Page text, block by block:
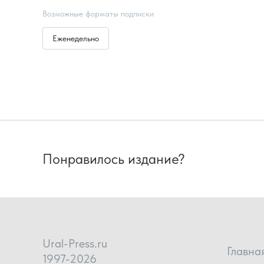
Возможные форматы подписки
Еженедельно
Понравилось издание?
Ural-Press.ru
1997-2026